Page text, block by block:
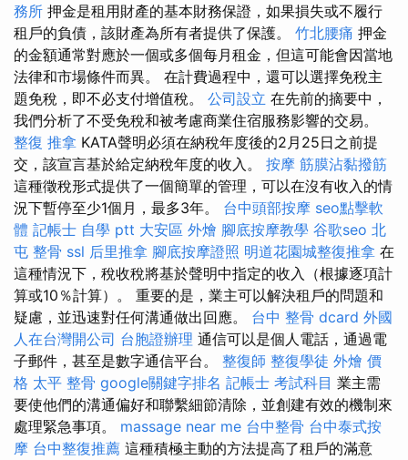
務所 押金是租用財產的基本財務保證，如果損失或不履行
租戶的負債，該財產為所有者提供了保護。 竹北腰痛 押金
的金額通常對應於一個或多個每月租金，但這可能會因當地
法律和市場條件而異。 在計費過程中，還可以選擇免稅主
題免稅，即不必支付增值稅。 公司設立 在先前的摘要中，
我們分析了不受免稅和被考慮商業住宿服務影響的交易。
整復 推拿 KATA聲明必須在納稅年度後的2月25日之前提
交，該宣言基於給定納稅年度的收入。 按摩 筋膜沾黏撥筋
這種徵稅形式提供了一個簡單的管理，可以在沒有收入的情
況下暫停至少1個月，最多3年。 台中頭部按摩 seo點擊軟
體 記帳士 自學 ptt 大安區 外燴 腳底按摩教學 谷歌seo 北
屯 整骨 ssl 后里推拿 腳底按摩證照 明道花園城整復推拿 在
這種情況下，稅收稅將基於聲明中指定的收入（根據逐項計
算或10％計算）。 重要的是，業主可以解決租戶的問題和
疑慮，並迅速對任何溝通做出回應。 台中 整骨 dcard 外國
人在台灣開公司 台胞證辦理 通信可以是個人電話，通過電
子郵件，甚至是數字通信平台。 整復師 整復學徒 外燴 價
格 太平 整骨 google關鍵字排名 記帳士 考試科目 業主需
要使他們的溝通偏好和聯繫細節清除，並創建有效的機制來
處理緊急事項。 massage near me 台中整骨 台中泰式按
摩 台中整復推薦 這種積極主動的方法提高了租戶的滿意